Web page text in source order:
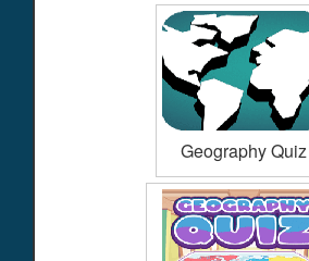
Geography Quiz